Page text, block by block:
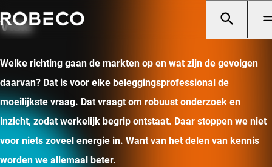
Visie
Welke richting gaan de markten op en wat zijn de gevolgen
daarvan? Dat is voor elke beleggingsprofessional de
moeilijkste vraag. Dat vraagt om robuust onderzoek en
inzicht, zodat werkelijk begrip ontstaat. Daar stoppen we niet
voor niets zoveel energie in. Want van het delen van kennis
worden we allemaal beter.